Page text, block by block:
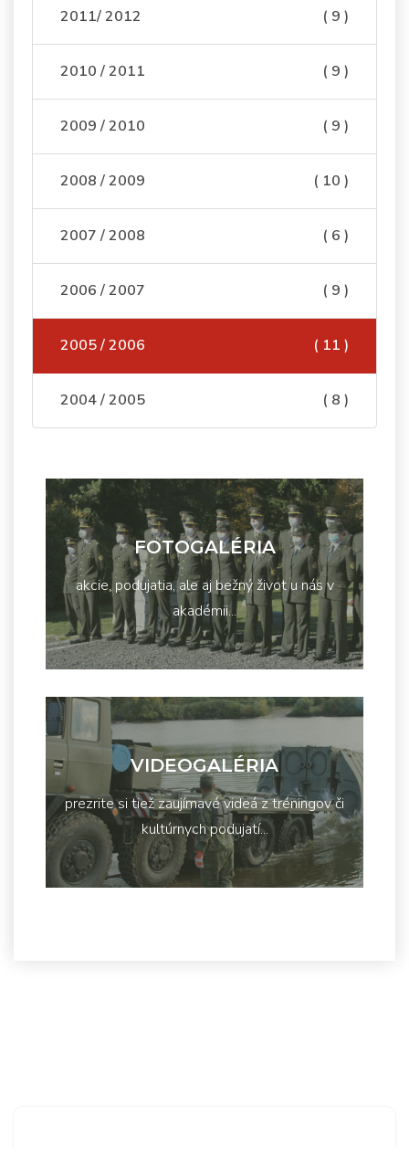
2011/ 2012 ( 9 )
2010 / 2011 ( 9 )
2009 / 2010 ( 9 )
2008 / 2009 ( 10 )
2007 / 2008 ( 6 )
2006 / 2007 ( 9 )
2005 / 2006 ( 11 )
2004 / 2005 ( 8 )
FOTOGALÉRIA
akcie, podujatia, ale aj bežný život u nás v
akadémii...
VIDEOGALÉRIA
prezrite si tiež zaujímavé videá z tréningov či
kultúrnych podujatí...